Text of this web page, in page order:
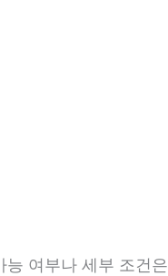
여부나 세부 조건은